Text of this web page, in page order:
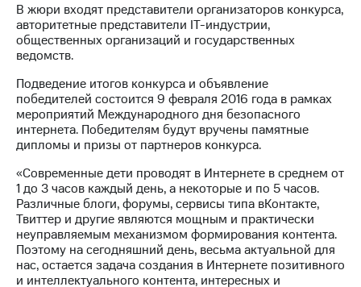
Акционерный
капитал
Контроль
и
аудит
Рынок
акций
Описание
Программа
приобретения
Порядок
выкупа
акций
Дивиденды
Рынок
облигаций
В жюри входят представители организаторов конкурса,
авторитетные представители IT-индустрии,
общественных организаций и государственных
ведомств.
Подведение итогов конкурса и объявление
победителей состоится 9 февраля 2016 года в рамках
мероприятий Международного дня безопасного
интернета. Победителям будут вручены памятные
дипломы и призы от партнеров конкурса.
«Современные дети проводят в Интернете в среднем от
1 до 3 часов каждый день, а некоторые и по 5 часов.
Различные блоги, форумы, сервисы типа вКонтакте,
Твиттер и другие являются мощным и практически
неуправляемым механизмом формирования контента.
Поэтому на сегодняшний день, весьма актуальной для
нас, остается задача создания в Интернете позитивного
и интеллектуального контента, интересных и